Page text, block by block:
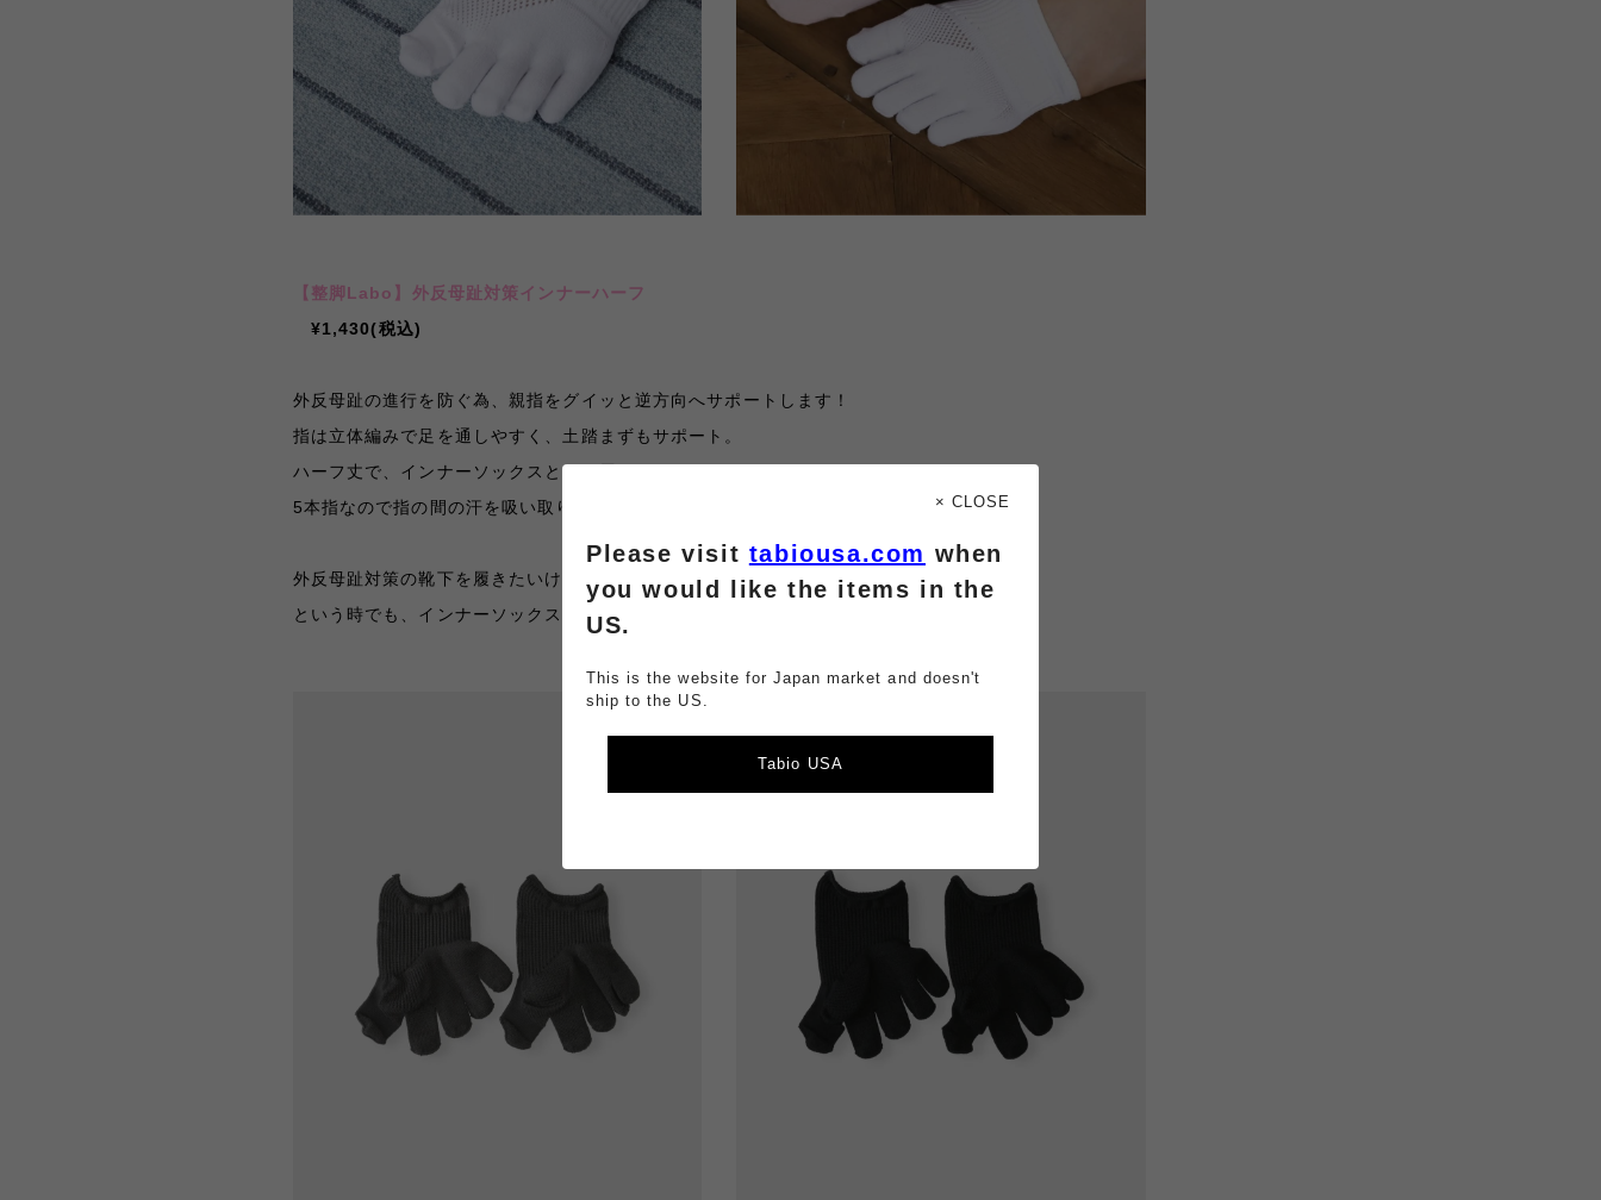
【整脚Labo】外反母趾対策インナーハーフ
¥1,430(税込)
外反母趾の進行を防ぐ為、親指をグイッと逆方向へサポートします！
指は立体編みで足を通しやすく、土踏まずもサポート。
ハーフ丈で、インナーソックスとして履いて頂けます☆
5本指なので指の間の汗を吸い取り、しっかりと踏み込んで歩けます。
外反母趾対策の靴下を履きたいけど、自分の好みのデザインがない、、、
という時でも、インナーソックスなので、その上から好きな靴下を履いて頂けます♡
× CLOSE
Please visit tabiousa.com when
you would like the items in the
US.
This is the website for Japan market and doesn't
ship to the US.
Tabio USA